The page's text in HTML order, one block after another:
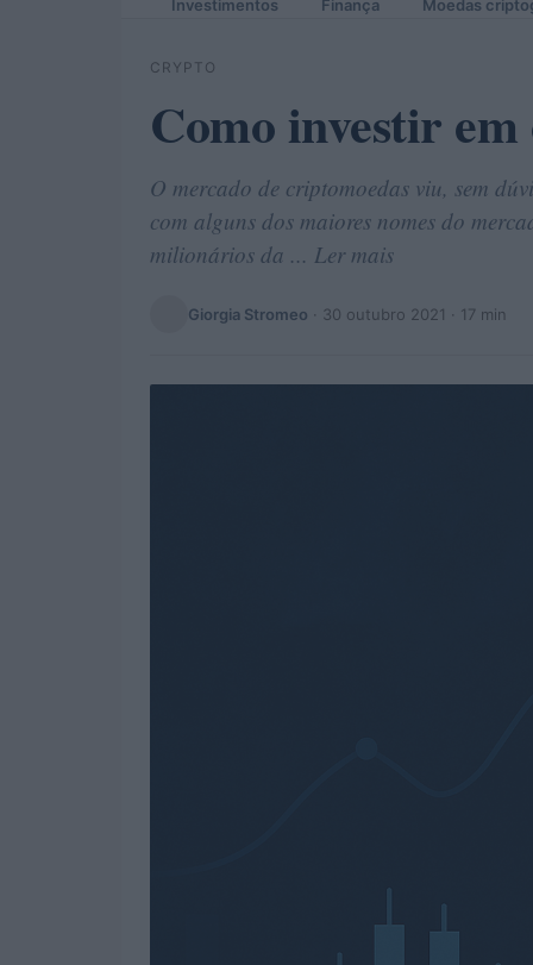
Investimentos Finança Moedas
CRYPTO
Como investir
O mercado de criptomoedas viu, sem
com alguns dos maiores nomes do
milionários da ... Ler mais
Giorgia Stromeo · 30 outubro 2021 · 17 min